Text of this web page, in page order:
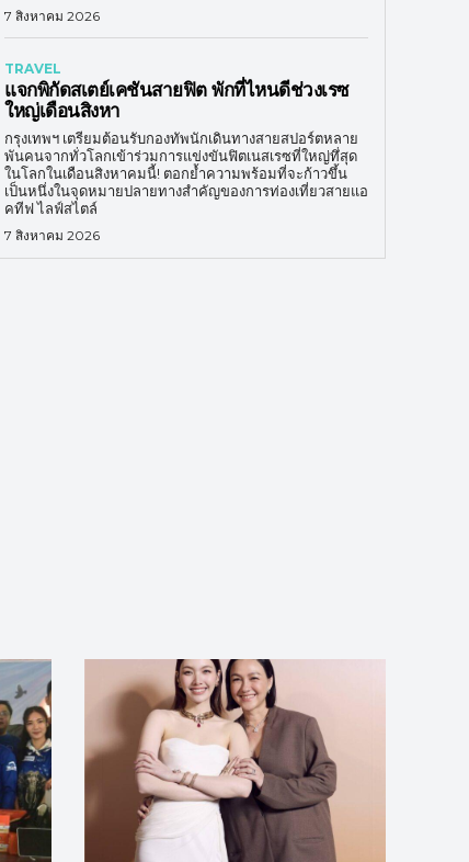
7 สิงหาคม 2026
TRAVEL
แจกพิกัดสเตย์เคชันสายฟิต พักที่ไหนดีช่วงเรซ
ใหญ่เดือนสิงหา
กรุงเทพฯ เตรียมต้อนรับกองทัพนักเดินทางสายสปอร์ตหลาย
พันคนจากทั่วโลกเข้าร่วมการแข่งขันฟิตเนสเรซที่ใหญ่ทึ่สุด
ในโลกในเดือนสิงหาคมนี้! ตอกย้ำความพร้อมที่จะก้าวขึ้น
เป็นหนึ่งในจุดหมายปลายทางสำคัญของการท่องเที่ยวสายแอ
คทีฟ ไลฟ์สไตล์
7 สิงหาคม 2026